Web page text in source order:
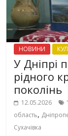
НОВИНИ
У Дніпрі
рідного
поколінь
12.05.2026
область,
Сухачівка